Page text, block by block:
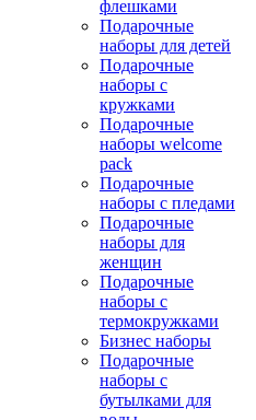
флешками
Подарочные
наборы для детей
Подарочные
наборы с
кружками
Подарочные
наборы welcome
pack
Подарочные
наборы с пледами
Подарочные
наборы для
женщин
Подарочные
наборы с
термокружками
Бизнес наборы
Подарочные
наборы с
бутылками для